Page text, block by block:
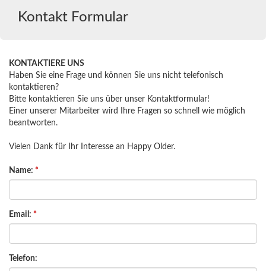
Kontakt Formular
KONTAKTIERE UNS
Haben Sie eine Frage und können Sie uns nicht telefonisch
kontaktieren?
Bitte kontaktieren Sie uns über unser Kontaktformular!
Einer unserer Mitarbeiter wird Ihre Fragen so schnell wie möglich
beantworten.
Vielen Dank für Ihr Interesse an Happy Older.
Name: *
Email: *
Telefon: